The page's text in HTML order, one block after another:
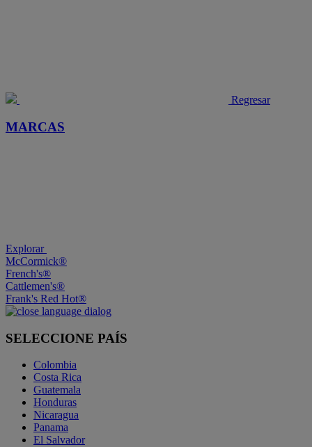
Regresar
MARCAS
Explorar
McCormick®
French's®
Cattlemen's®
Frank's Red Hot®
SELECCIONE PAÍS
Colombia
Costa Rica
Guatemala
Honduras
Nicaragua
Panama
El Salvador